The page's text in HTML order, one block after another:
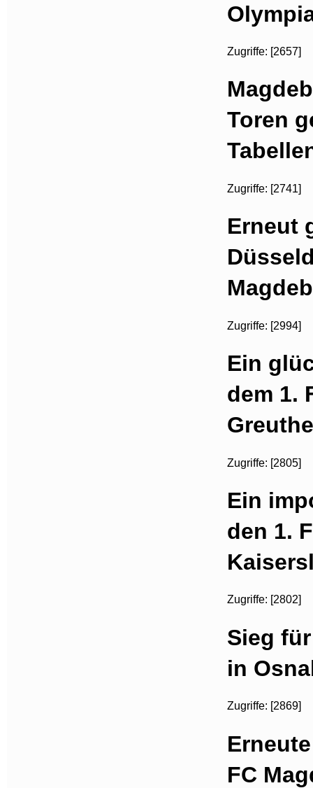
Zugriffe: [2657]
Toren
Zugriffe: [2741]
Erneut
Zugriffe: [2994]
Ein
dem 1.
Zugriffe: [2805]
Ein
den 1.
Zugriffe: [2802]
Sieg
in
Zugriffe: [2869]
FC